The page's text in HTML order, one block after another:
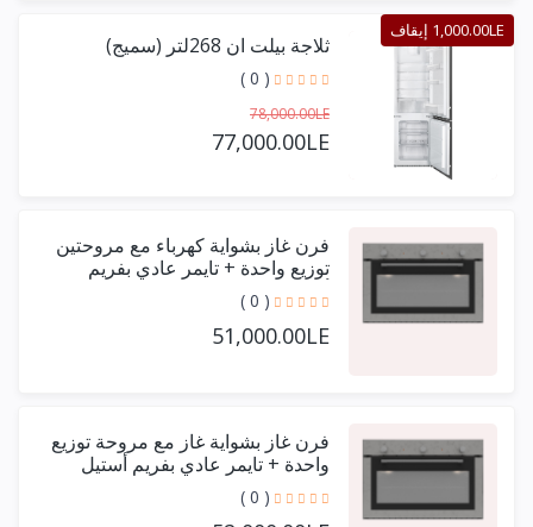
1,000.00LE إيقاف
ثلاجة بيلت ان 268لتر (سميج)
( 0 )
78,000.00LE
77,000.00LE
فرن غاز بشواية كهرباء مع مروحتين
توزيع واحدة + تايمر عادي بفريم
أستيل حرف يو 90 سم
( 0 )
51,000.00LE
فرن غاز بشواية غاز مع مروحة توزيع
واحدة + تايمر عادي بفريم أستيل
حرف يو 90 سم
( 0 )